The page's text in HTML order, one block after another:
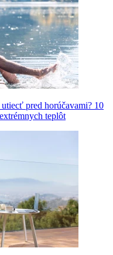
pred horúčavami? 10
teplôt